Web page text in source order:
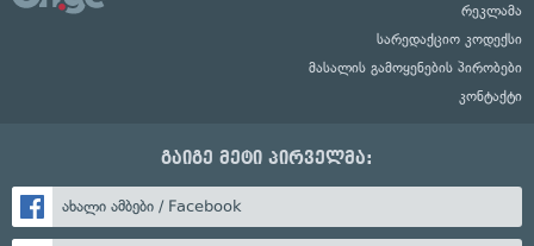
რეკლამა
სარედაქციო კოდექსი
მასალის გამოყენების პირობები
კონტაქტი
გაიგე მეტი პირველმა:
ახალი ამბები / Facebook